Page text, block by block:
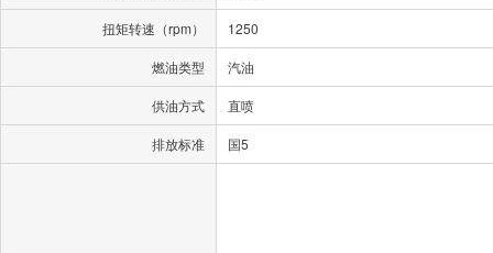
扭矩转速（rpm） 1250
燃油类型 汽油
供油方式 直喷
排放标准 国5